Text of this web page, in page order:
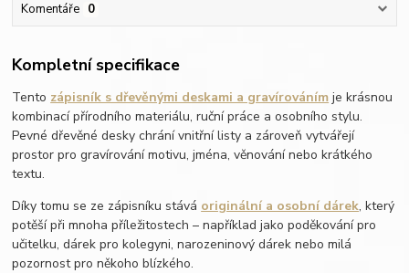
Komentáře 0
Kompletní specifikace
Tento zápisník s dřevěnými deskami a gravírováním je krásnou
kombinací přírodního materiálu, ruční práce a osobního stylu.
Pevné dřevěné desky chrání vnitřní listy a zároveň vytvářejí
prostor pro gravírování motivu, jména, věnování nebo krátkého
textu.
Díky tomu se ze zápisníku stává originální a osobní dárek, který
potěší při mnoha příležitostech – například jako poděkování pro
učitelku, dárek pro kolegyni, narozeninový dárek nebo milá
pozornost pro někoho blízkého.